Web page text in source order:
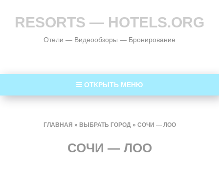
RESORTS — HOTELS.ORG
Отели — Видеообзоры — Бронирование
ОТКРЫТЬ МЕНЮ
ГЛАВНАЯ » ВЫБРАТЬ ГОРОД» СОЧИ — ЛОО
СОЧИ — ЛОО